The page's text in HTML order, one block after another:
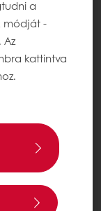
a
módját -
. Az
kattintva